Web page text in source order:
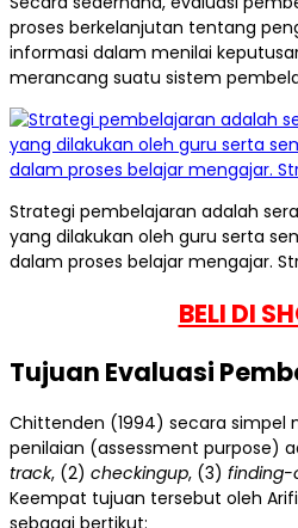
proses berkelanjutan tentang
informasi dalam menilai
merancang suatu sistem
Strategi pembelajaran adalah
yang dilakukan oleh guru serta
dalam proses belajar mengajar.
BELI DI
Tujuan Evaluasi
Chittenden (1994) secara simpel
penilaian (assessment purpose)
track, (2) checkingup, (3) finding-
Keempat tujuan tersebut oleh